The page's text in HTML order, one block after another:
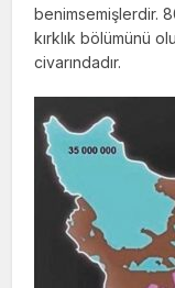
benimsemişler­dir.
kırklık bölümünü
civarındadır.